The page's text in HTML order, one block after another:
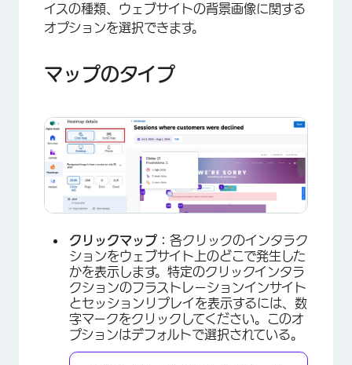
×
イスの種類、ウェブサイトの背景画像に関する
オプションを選択できます。
マップのタイプ
クリックマップ： 各クリックのインタラク
ションをウェブサイト上のどこで発生した
かを表示します。特定のクリックインタラ
クションのフラストレーションインサイト
とセッションリプレイを表示するには、数
字マークをクリックしてください。このオ
プションはデフォルトで選択されている。